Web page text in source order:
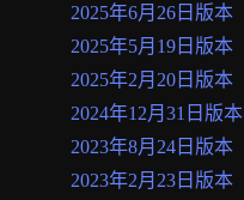
2025年6月26日版本
2025年5月19日版本
2025年2月20日版本
2024年12月31日版本
2023年8月24日版本
2023年2月23日版本